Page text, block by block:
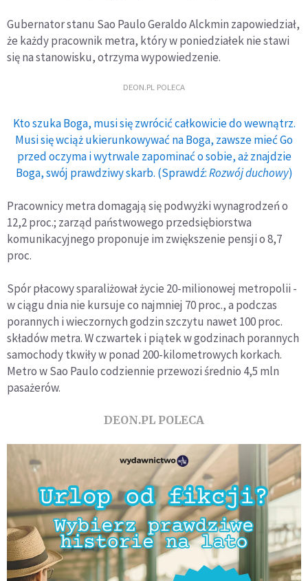
Gubernator stanu Sao Paulo Geraldo Alckmin zapowiedział,
że każdy pracownik metra, który w poniedziałek nie stawi
się na stanowisku, otrzyma wypowiedzenie.
DEON.PL POLECA
Kto szuka Boga, musi się zwrócić całkowicie do wewnątrz.
Musi się wciąż ukierunkowywać na Boga, zawsze mieć Go
przed oczyma i wytrwale zapominać o sobie, aż znajdzie
Boga, swój prawdziwy skarb. (Sprawdź:Rozwój duchowy)
Pracownicy metra domagają się podwyżki wynagrodzeń o
12,2 proc.; zarząd państwowego przedsiębiorstwa
komunikacyjnego proponuje im zwiększenie pensji o 8,7
proc.
Spór płacowy sparaliżował życie 20-milionowej metropolii -
w ciągu dnia nie kursuje co najmniej 70 proc., a podczas
porannych i wieczornych godzin szczytu nawet 100 proc.
składów metra. W czwartek i piątek w godzinach porannych
samochody tkwiły w ponad 200-kilometrowych korkach.
Metro w Sao Paulo codziennie przewozi średnio 4,5 mln
pasażerów.
DEON.PL POLECA